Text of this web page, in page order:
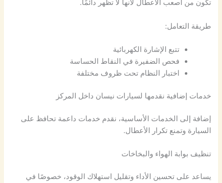
تكون من أصعب الأعطال لأنها لا تظهر دائمًا.
طريقة التعامل:
تتبع الإشارة الكهربائية
فحص الضفيرة في النقاط الحساسة
اختبار النظام تحت ظروف مختلفة
خدمات إضافية نقدمها لسيارات نيسان داخل المركز
إضافة إلى الخدمات الأساسية، نقدم خدمات داعمة تحافظ على
السيارة وتمنع تكرار الأعطال.
تنظيف بوابة الهواء والبخاخات
يساعد على تحسين الأداء وتقليل استهلاك الوقود، خصوصًا في